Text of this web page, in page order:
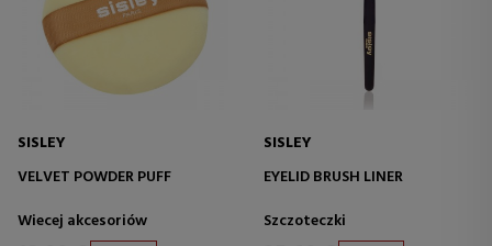
SISLEY
VELVET POWDER PUFF
Wiecej akcesoriów
SISLEY
EYELID BRUSH LINER
Szczoteczki